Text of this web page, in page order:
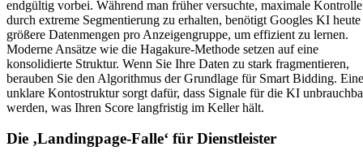
endgültig vorbei. Während man früher versuchte, maximale Kontrolle
durch extreme Segmentierung zu erhalten, benötigt Googles KI heute
größere Datenmengen pro Anzeigengruppe, um effizient zu lernen.
Moderne Ansätze wie die Hagakure-Methode setzen auf eine
konsolidierte Struktur. Wenn Sie Ihre Daten zu stark fragmentieren,
berauben Sie den Algorithmus der Grundlage für Smart Bidding. Eine
unklare Kontostruktur sorgt dafür, dass Signale für die KI
werden, was Ihren Score langfristig im Keller hält.
Die ‚Landingpage-Falle‘ für Dienstleister